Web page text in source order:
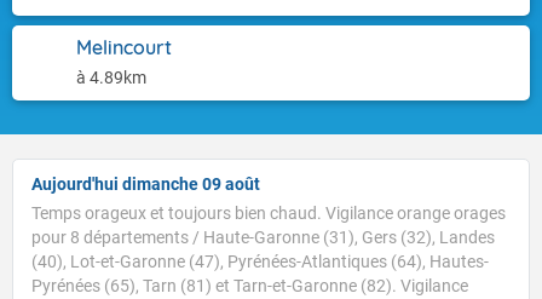
Melincourt
à 4.89km
Aujourd'hui dimanche 09 août
Temps orageux et toujours bien chaud. Vigilance orange orages
pour 8 départements / Haute-Garonne (31), Gers (32), Landes
(40), Lot-et-Garonne (47), Pyrénées-Atlantiques (64), Hautes-
Pyrénées (65), Tarn (81) et Tarn-et-Garonne (82). Vigilance